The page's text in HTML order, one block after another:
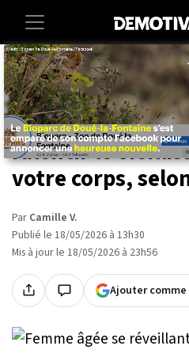
Accueil Lifestyle
Voici combien
devez dormir
ralentir le
votre corps,
Par Camille V.
Publié le 18/05/2026 à 13h30
Mis à jour le 18/05/2026 à 23h56
Ajouter